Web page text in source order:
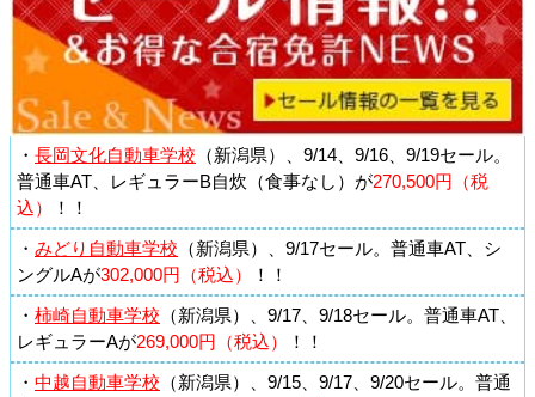
・ 長岡文化自動車学校 （新潟県）、9/14、9/16、9/19セール。
普通車AT、レギュラーB自炊（食事なし）が270,500円（税
込）
！！
・ みどり自動車学校 （新潟県）、9/17セール。普通車AT、シ
ングルAが302,000円（税込）
！！
・ 柿崎自動車学校 （新潟県）、9/17、9/18セール。普通車AT、
レギュラーAが269,000円（税込）
！！
・ 中越自動車学校 （新潟県）、9/15、9/17、9/20セール。普通